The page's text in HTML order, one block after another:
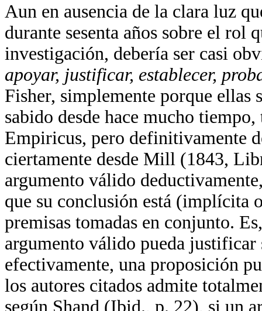
Aun en ausencia de la clara luz
durante sesenta años sobre el rol
investigación, debería ser casi
apoyar, justificar, establecer,
Fisher, simplemente porque ellas
sabido desde hace mucho
Empiricus, pero definitivamente
ciertamente desde Mill (1843,
argumento válido
que su conclusión está (implícita
premisas tomadas en conjunto.
argumento válido pueda justificar
efectivamente, una proposición
los autores citados admite
según Shand (Ibid., p. 22), si un